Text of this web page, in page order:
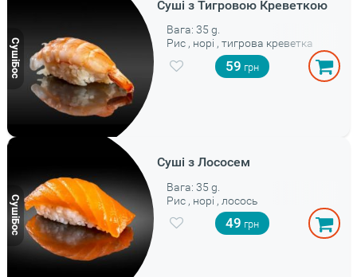
Суші з Тигровою Креветкою
Вага: 35 g.
Рис , норі , тигрова креветка
59
Суші з Лососем
Вага: 35 g.
Рис , норі , лосось
49